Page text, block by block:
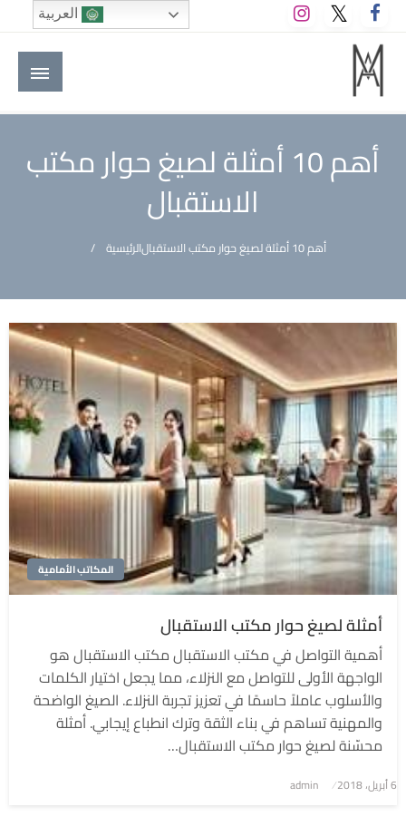
التخطي
إلى
المحتوى
M A hotels | إم ايه هوتيلز
الموقع الأول للعاملين في الفنادق في العالم العربي
أهم 10 أمثلة لصيغ حوار مكتب
الاستقبال
الرئيسية أهم 10 أمثلة لصيغ حوار مكتب الاستقبال
المكاتب الأمامية
أمثلة لصيغ حوار مكتب الاستقبال
أهمية التواصل في مكتب الاستقبال مكتب الاستقبال هو
الواجهة الأولى للتواصل مع النزلاء، مما يجعل اختيار الكلمات
والأسلوب عاملاً حاسمًا في تعزيز تجربة النزلاء. الصيغ الواضحة
والمهنية تساهم في بناء الثقة وترك انطباع إيجابي. أمثلة
محسّنة لصيغ حوار مكتب الاستقبال…
نُشر
6 أبريل، 2018 admin
العربية